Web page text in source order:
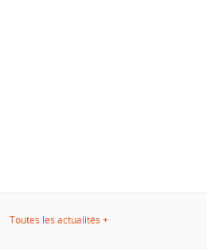
Toutes les actualités +